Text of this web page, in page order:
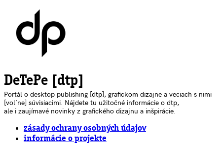
DeTePe [dtp]
Portál o desktop publishing [dtp], grafickom dizajne a veciach s nimi
[voľne] súvisiacimi. Nájdete tu užitočné informácie o dtp,
ale i zaujímavé novinky z grafického dizajnu a inšpirácie.
zásady ochrany osobných údajov
informácie o projekte